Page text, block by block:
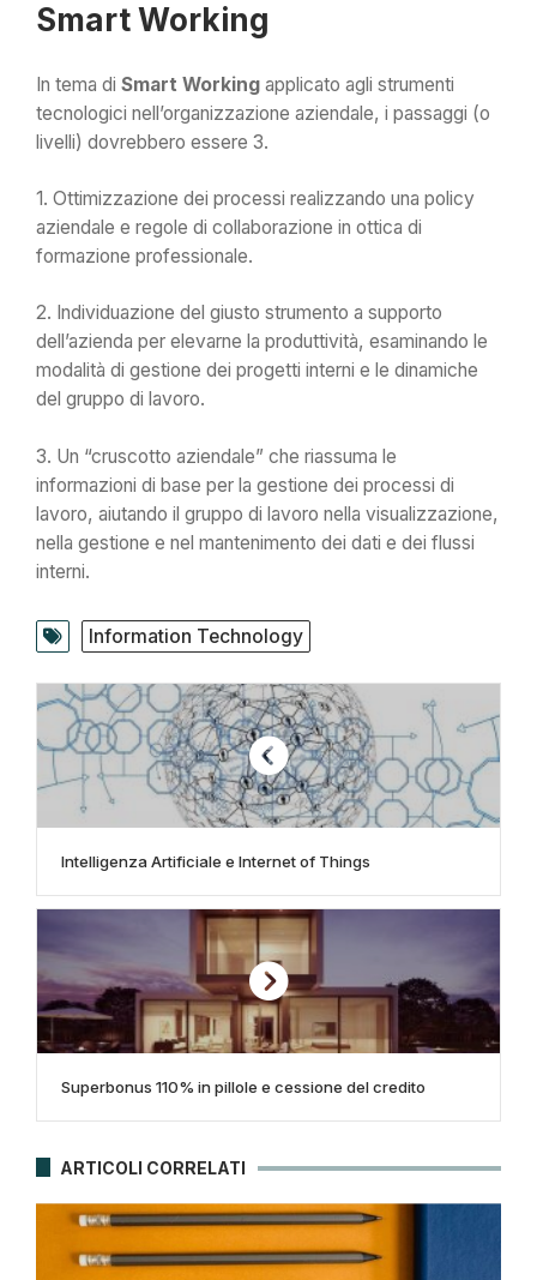
Smart Working
In tema di Smart Working applicato agli strumenti
tecnologici nell’organizzazione aziendale, i passaggi (o
livelli) dovrebbero essere 3.
1. Ottimizzazione dei processi realizzando una policy
aziendale e regole di collaborazione in ottica di
formazione professionale.
2. Individuazione del giusto strumento a supporto
dell’azienda per elevarne la produttività, esaminando le
modalità di gestione dei progetti interni e le dinamiche
del gruppo di lavoro.
3. Un “cruscotto aziendale” che riassuma le
informazioni di base per la gestione dei processi di
lavoro, aiutando il gruppo di lavoro nella visualizzazione,
nella gestione e nel mantenimento dei dati e dei flussi
interni.
Information Technology
Intelligenza Artificiale e Internet of Things
Superbonus 110% in pillole e cessione del credito
ARTICOLI CORRELATI